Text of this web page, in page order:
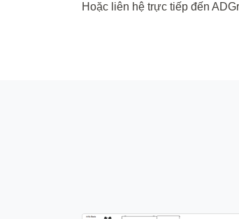
Hoặc liên hệ trực tiếp đến